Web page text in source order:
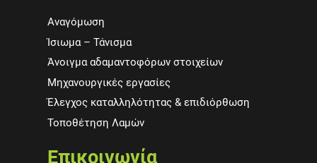
Αναγόμωση
Ίσιωμα – Τάνισμα
Άνοιγμα αδαμαντοφόρων στοιχείων
Μηχανουργικές εργασίες
Έλεγχος καταλληλότητας & επιδιόρθωση
Τοποθέτηση Λαμών
Επικοινωνία